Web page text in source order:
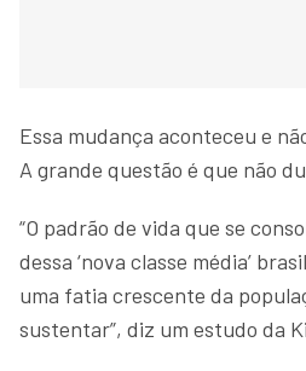
Essa mudança aconteceu e
A grande questão é que não
“O padrão de vida que se
dessa ‘nova classe média’
uma fatia crescente da
sustentar”, diz um estudo da